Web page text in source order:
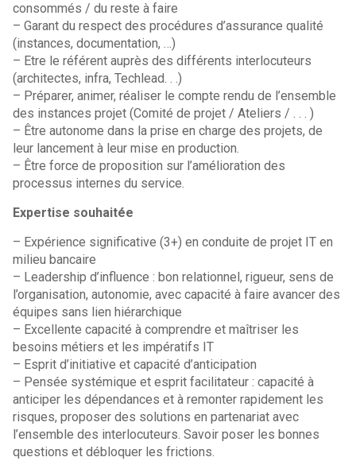
consommés / du reste à faire
– Garant du respect des procédures d’assurance qualité
(instances, documentation, …)
– Etre le référent auprès des différents interlocuteurs
(architectes, infra, Techlead. . .)
– Préparer, animer, réaliser le compte rendu de l’ensemble
des instances projet (Comité de projet / Ateliers / . . . )
– Être autonome dans la prise en charge des projets, de
leur lancement à leur mise en production.
– Être force de proposition sur l’amélioration des
processus internes du service.
Expertise souhaitée
– Expérience significative (3+) en conduite de projet IT en
milieu bancaire
– Leadership d’influence : bon relationnel, rigueur, sens de
l’organisation, autonomie, avec capacité à faire avancer des
équipes sans lien hiérarchique
– Excellente capacité à comprendre et maîtriser les
besoins métiers et les impératifs IT
– Esprit d’initiative et capacité d’anticipation
– Pensée systémique et esprit facilitateur : capacité à
anticiper les dépendances et à remonter rapidement les
risques, proposer des solutions en partenariat avec
l’ensemble des interlocuteurs. Savoir poser les bonnes
questions et débloquer les frictions.